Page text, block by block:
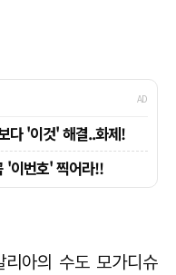
아의 수도 모가디슈